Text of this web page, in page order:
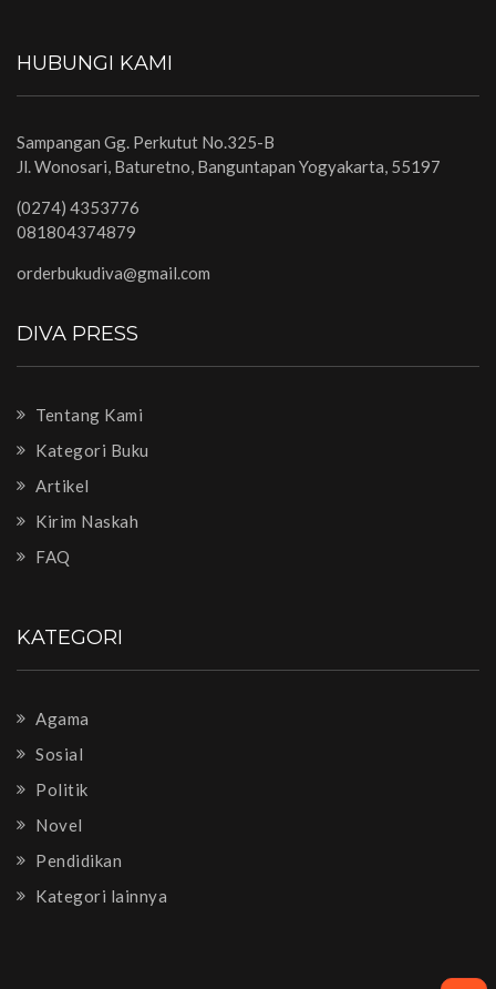
HUBUNGI KAMI
Sampangan Gg. Perkutut No.325-B
Jl. Wonosari, Baturetno, Banguntapan Yogyakarta, 55197
(0274) 4353776
081804374879
orderbukudiva@gmail.com
DIVA PRESS
Tentang Kami
Kategori Buku
Artikel
Kirim Naskah
FAQ
KATEGORI
Agama
Sosial
Politik
Novel
Pendidikan
Kategori lainnya